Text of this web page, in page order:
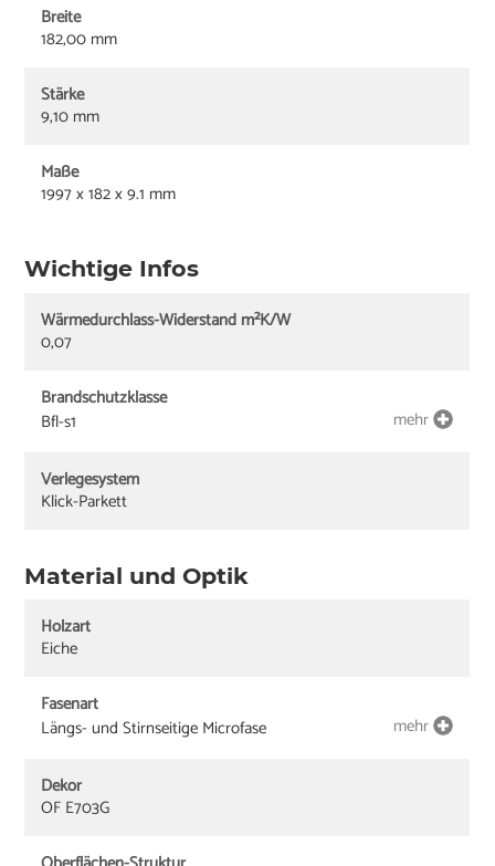
Breite
182,00 mm
Stärke
9,10 mm
Maße
1997 x 182 x 9.1 mm
Wichtige Infos
Wärmedurchlass-Widerstand m²K/W
0,07
Brandschutzklasse
Bfl-s1
mehr
Verlegesystem
Klick-Parkett
Material und Optik
Holzart
Eiche
Fasenart
Längs- und Stirnseitige Microfase
mehr
Dekor
OF E703G